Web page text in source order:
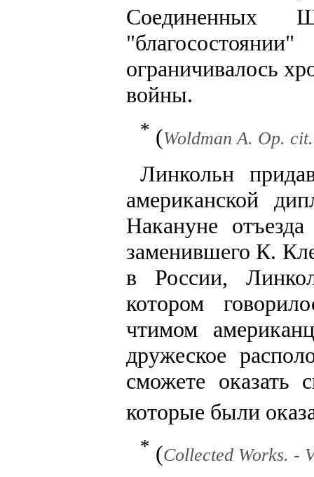
Соединенных
ограничивалось
войны.
* (Woldman A. Op.
Линкольн
американской
Накануне
заменившего К.
в России,
котором
чтимом
дружеское
сможете оказать
которые были
* (Collected Works. -